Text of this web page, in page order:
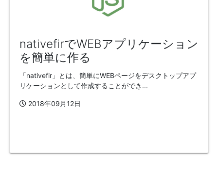
nativefirでWEBアプリケーション
を簡単に作る
「nativefir」とは、簡単にWEBページをデスクトップアプ
リケーションとして作成することができ...
2018年09月12日